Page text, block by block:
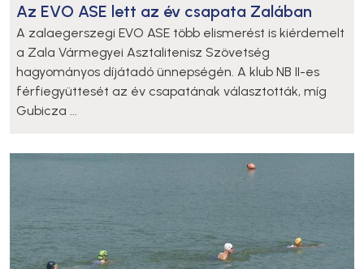
Az EVO ASE lett az év csapata Zalában
A zalaegerszegi EVO ASE több elismerést is kiérdemelt
a Zala Vármegyei Asztalitenisz Szövetség
hagyományos díjátadó ünnepségén. A klub NB II-es
férfiegyüttesét az év csapatának választották, míg
Gubicza ...